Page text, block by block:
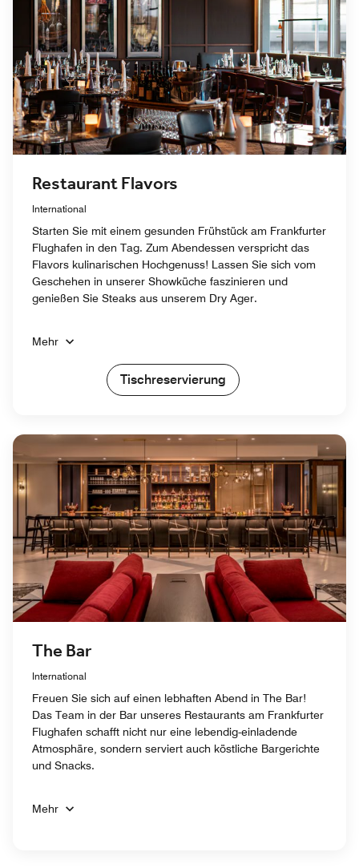
Restaurant Flavors
International
Starten Sie mit einem gesunden Frühstück am Frankfurter
Flughafen in den Tag. Zum Abendessen verspricht das
Flavors kulinarischen Hochgenuss! Lassen Sie sich vom
Geschehen in unserer Showküche faszinieren und
genießen Sie Steaks aus unserem Dry Ager.
Mehr
Tischreservierung
The Bar
International
Freuen Sie sich auf einen lebhaften Abend in The Bar!
Das Team in der Bar unseres Restaurants am Frankfurter
Flughafen schafft nicht nur eine lebendig-einladende
Atmosphäre, sondern serviert auch köstliche Bargerichte
und Snacks.
Mehr